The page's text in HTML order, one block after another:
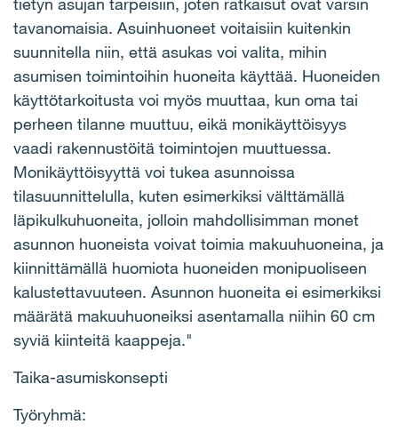
tavanomaisia. Asuinhuoneet voitaisiin kuitenkin
suunnitella niin, että asukas voi valita, mihin
asumisen toimintoihin huoneita käyttää. Huoneiden
käyttötarkoitusta voi myös muuttaa, kun oma tai
perheen tilanne muuttuu, eikä monikäyttöisyys
vaadi rakennustöitä toimintojen muuttuessa.
Monikäyttöisyyttä voi tukea asunnoissa
tilasuunnittelulla, kuten esimerkiksi välttämällä
läpikulkuhuoneita, jolloin mahdollisimman monet
asunnon huoneista voivat toimia makuuhuoneina, ja
kiinnittämällä huomiota huoneiden monipuoliseen
kalustettavuuteen. Asunnon huoneita ei esimerkiksi
määrätä makuuhuoneiksi asentamalla niihin 60 cm
syviä kiinteitä kaappeja."
Taika-asumiskonsepti
Työryhmä: